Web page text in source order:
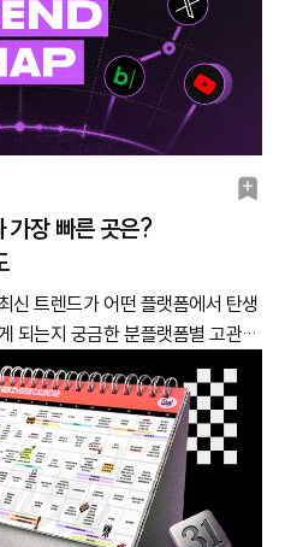
제가 되며 인기 상승.26년 1월 5일
란이 이어지며, 두쫀쿠 재고 상황
.26년 1월 16일 (-) 카다이프 수급
기 정점.26년 1월 16일 (-) 편의점
되기 시작함. 26년 2월 4일 ▼ 두
버터떡이 등장하며 유행 마무
보실 수 있습니다.✔ 트렌드 지속
21일 (약 14일)✔ 캐릿에 처음
렌드 지속 타임라인26년 3월 8일
숏폼을 통해 유행하기 시작.26년
람들이 늘면서 찹쌀가루, 타피오
각각 108.6%, 37.5% 증가함.26
서 버터떡 판매하는 개인 카페와
렬 이어지는 등 화제가 됨.26년 3
점 등에서 출시되며 시중에 물량
동비빔밥※ 클릭하면 더 크게 보실
장이 많으면 대학생 이미지가 연
트푸드점보다 늦은 시간까지 영업하
늦은 밤까지 밖에서 시험공부를 할
경우가 흔하고요. 카페에 공부할
를 하는 친구들도 꽤 많아요. 그래
강한 거 같아요. 정현지(23세, 대학
영 현황: 맥도날드는 400여 개 중
80개, 버거킹은 551개 중 42개
이드 메뉴 덕분에 10대 간식 맛집
’, ‘소프트콘’, ‘치즈스틱’ 같은
고, 맛있는 걸로 유명하잖아요?
과 부담 없이 들러 간식을 먹는 브
정(23세, 대학생)✔ 비슷한 가격에
가 다른 푸드 브랜드 사례는?구슬
은 ‘쿠우쿠우’출처 쿠우쿠우 공식
함께 가던 추억 때문에 30대 이상
쿠우쿠우’의 경우 가격 자체는 2만
어릴 때 부모님과 함께 외식하러
룹부터, 브랜드가 놓치기 쉬운 의외
겠습니다. 빠르게 변화하는 시장에
지, 이번 콘텐츠를 통해 힌트를 얻
미래를 준비하는 ‘준비생’으로
로 투자하는 소비자역대급 취업난
을 준비하는 ‘준비생’ 신분으로 보
니다. 국가데이터처에 따르면 올
연속 감소 중이라고 해요. 지난
세로 1998년(25.1세)과 비교해
‘취업 준비’, ‘시험 준비’ 기간이
대한 청년층의 인식이 달라지고
을 목표 달성을 위한 ‘유예된 시
인간관계를 절제하는 것이 당연시
생활이나 친구들과의 만남을 중
비에만 매진하는 경우도 흔했습니
길어지면서, 오늘날 Z세대 가운데
할 시간이 아니라 삶의 일부로 인
세요!1. 대학가 상권 대신 야구장 상
약[하락▼] 대학가 상권 위축 추세
대 상권의 전년 대비 공실률은
·합정 일대 역시 4.6%에서
산원 ‘상업용부동산 임대동향조
이내에 위치한 음식점 수는 6년
제X상권 분석 서비스 ‘오픈업’ 공
권은 성장세2022~2025 기간 동
, 커피음료, 음식점, 패스트푸드점)
22일~5월 31일 동안 야구 경기가
경기가 없는 날 대비 90% 증가.
인사이트대학가 황금 상권은 이
밀집된 ‘황금 상권’으로 여겨지고
인한 외식 감소, 학령 인구 감소 등
들어서고 있습니다. 실제로 대학
고 있는데요. SNS에서는 식비 절
런스예요. 캐릿이 소속되어 있는
캐릿뿐 아니라, 대학내일20대연구
내일ES 구성원들이 함께 티콘을 준
비자들을 면밀히 분석한 결과를 토
장 동향, 업계 인사이트 등을 공유
앞두고 꽉 찬 관객석몇 년째 티콘
해도 예외는 아니었어요. 1회차, 2
감된 건데요. 눈 깜짝할 새 바뀌
위해 티콘을 찾은 각 기업 현직자
. 특히 연사들의 프리젠팅을 들으
휴대폰으로 촬영하는 관객분들
센싱’이라는 대주제 아래, 위와
니다. 메타센싱은 시대의 결핍을
요. 모든 세션은 Z세대가 세상을
야기로 구성되었습니다. 세션 소개
확하게 감이 안 오신다고요? 자세
캐릿이 단독(!)으로 티콘 후기를 가
는 게 아니라, 관객들이 일제히 휴
가장 빠른 곳은?
신 트렌드가 어떤 플랫폼에서 탄생
되는지 궁금한 분플랫폼별 고관여
Z세대의 달라진 SNS 이용 방식을
드는 어디에서 시작되고, 어디에서
디깅 크루를 대상으로 ‘트렌드의
고 있습니다. Z세대가 어떤 플랫폼
비하고 있는지 파악하기 위함인데
트렌드의 흐름 지도는 아래와 같
북